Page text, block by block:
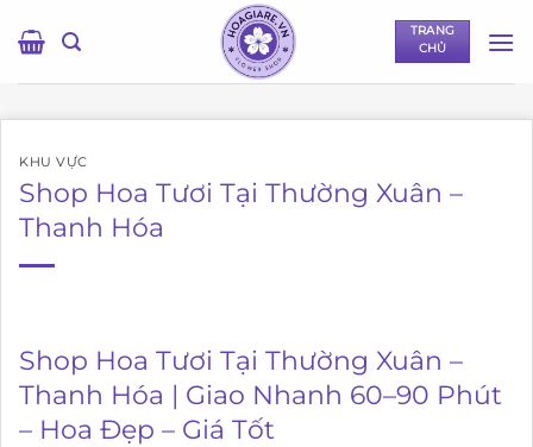
qua
TRANG
CHỦ
KHU VỰC
Shop Hoa Tươi Tại Thường Xuân –
Thanh Hóa
Shop Hoa Tươi Tại Thường Xuân –
Thanh Hóa | Giao Nhanh 60–90 Phút
– Hoa Đẹp – Giá Tốt